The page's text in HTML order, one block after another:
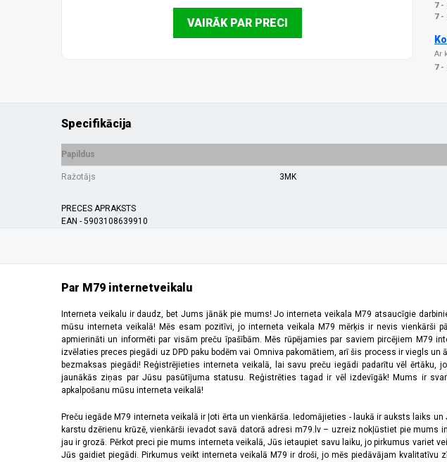
VAIRĀK PAR PRECI
7 -
7 -
Ar
7 -
Specifikācija
Papildus
Ražotājs 3MK
PRECES APRAKSTS
EAN - 5903108639910
Par M79 internetveikalu
Interneta veikalu ir daudz, bet Jums jānāk pie mums! Jo interneta veikala M79 atsaucīgie
mūsu interneta veikalā! Mēs esam pozitīvi, jo interneta veikala M79 mērķis ir nevis vienkārši
apmierināti un informēti par visām preču īpašībām. Mēs rūpējamies par saviem pircējiem M79
izvēlaties preces piegādi uz DPD paku bodēm vai Omniva pakomātiem, arī šis process ir viegls
bezmaksas piegādi! Reģistrējieties interneta veikalā, lai savu preču iegādi padarītu vēl
jaunākās ziņas par Jūsu pasūtījuma statusu. Reģistrēties tagad ir vēl izdevīgāk! Mums ir
apkalpošanu mūsu interneta veikalā!
Preču iegāde M79 interneta veikalā ir ļoti ērta un vienkārša. Iedomājieties - laukā ir auksts laiks
karstu dzērienu krūzē, vienkārši ievadot savā datorā adresi m79.lv – uzreiz nokļūstiet pie
jau ir grozā. Pērkot preci pie mums interneta veikalā, Jūs ietaupiet savu laiku, jo pirkumus variet
Jūs gaidiet piegādi. Pirkumus veikt interneta veikalā M79 ir droši, jo mēs piedāvājam